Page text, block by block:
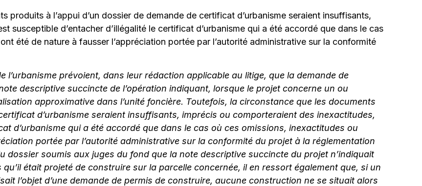
produits à l’appui d’un dossier de demande de certificat d’urbanisme seraient insuffisants,
susceptible d’entacher d’illégalité le certificat d’urbanisme qui a été accordé que dans le cas
été de nature à fausser l’appréciation portée par l’autorité administrative sur la conformité
l’urbanisme prévoient, dans leur rédaction applicable au litige, que la demande de
descriptive succincte de l’opération indiquant, lorsque le projet concerne un ou
approximative dans l’unité foncière. Toutefois, la circonstance que les documents
d’urbanisme seraient insuffisants, imprécis ou comporteraient des inexactitudes,
d’urbanisme qui a été accordé que dans le cas où ces omissions, inexactitudes ou
portée par l’autorité administrative sur la conformité du projet à la réglementation
dossier soumis aux juges du fond que la note descriptive succincte du projet n’indiquait
était projeté de construire sur la parcelle concernée, il en ressort également que, si un
l’objet d’une demande de permis de construire, aucune construction ne se situait alors